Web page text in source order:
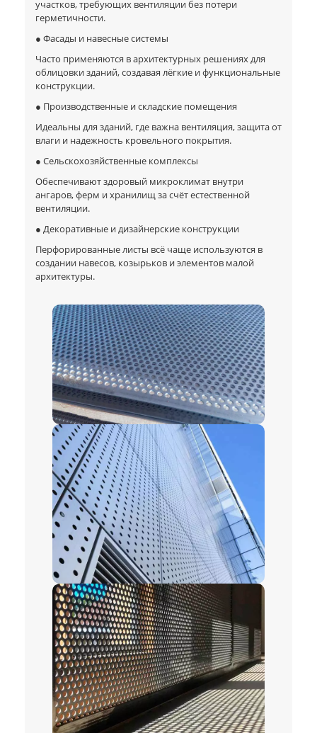
участков, требующих вентиляции без потери
герметичности.
● Фасады и навесные системы
Часто применяются в архитектурных решениях для
облицовки зданий, создавая лёгкие и функциональные
конструкции.
● Производственные и складские помещения
Идеальны для зданий, где важна вентиляция, защита от
влаги и надежность кровельного покрытия.
● Сельскохозяйственные комплексы
Обеспечивают здоровый микроклимат внутри
ангаров, ферм и хранилищ за счёт естественной
вентиляции.
● Декоративные и дизайнерские конструкции
Перфорированные листы всё чаще используются в
создании навесов, козырьков и элементов малой
архитектуры.